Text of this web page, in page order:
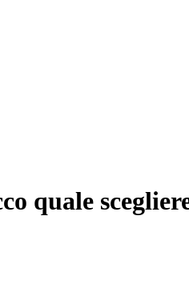
quale